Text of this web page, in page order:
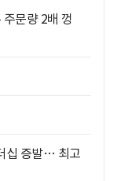
문량 2배 껑
십 증발… 최고